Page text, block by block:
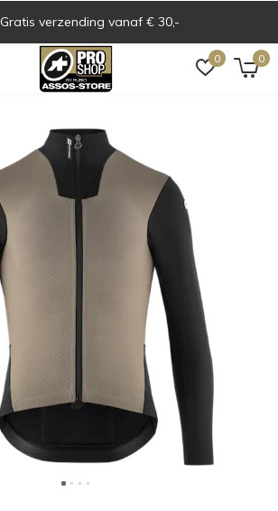
0 0
Gratis verzending vanaf € 30,-